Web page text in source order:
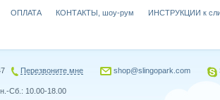
ОПЛАТА КОНТАКТЫ, шоу-рум ИНСТРУКЦИИ к
Перезвоните мне shop@slingopark.com
Сб.: 10.00-18.00